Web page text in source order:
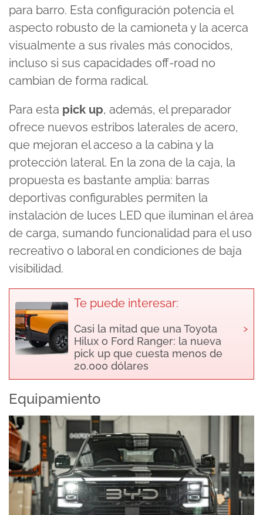
para barro. Esta configuración potencia el
aspecto robusto de la camioneta y la acerca
visualmente a sus rivales más conocidos,
incluso si sus capacidades off-road no
cambian de forma radical.
Para esta pick up, además, el preparador
ofrece nuevos estribos laterales de acero,
que mejoran el acceso a la cabina y la
protección lateral. En la zona de la caja, la
propuesta es bastante amplia: barras
deportivas configurables permiten la
instalación de luces LED que iluminan el área
de carga, sumando funcionalidad para el uso
recreativo o laboral en condiciones de baja
visibilidad.
Te puede interesar:
Casi la mitad que una Toyota
Hilux o Ford Ranger: la nueva
pick up que cuesta menos de
20.000 dólares
›
Equipamiento